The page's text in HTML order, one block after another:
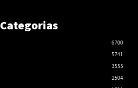
Categorias
6700
5741
3555
2504